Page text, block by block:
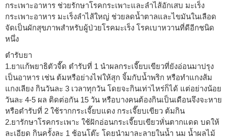
กระเพาะอาหาร ช่วยรักษาโรคกระเพาะและลำไส้อักเสบ มะเร็ง
กระเพาะอาหาร มะเร็งลำไส้ใหญ่ ช่วยลดน้ำตาลและไขมันในเลือด
จัดเป็นผักสุขภาพสำหรับผู้ป่วยโรคมะเร็ง โรคเบาหวานที่ดีอีกชนิด
หนึ่ง
ตำรับยา
1.ยาแก้พยาธิตัวจี๊ด ตำรับที่ 1 นำผลกระเจี๊ยบเขียวที่ยังอ่อนมาปรุง
เป็นอาหาร เช่น ต้มหรือย่างไฟให้สุก จิ้มกับน้ำพริก หรือทำแกงส้ม
แกงเลียง กินวันละ 3 เวลาทุกวัน โดยจะกินเท่าไหร่ก็ได้ แต่อย่างน้อย
วันละ 4-5 ผล ติดต่อกัน 15 วัน หรือบางคนต้องกินเป็นเดือนจึงจะหาย
หรือตำรับที่ 2 ใช้รากกระเจี๊ยบแดง กระเจี๊ยบเขียว ต้มกิน
2.ยารักษาโรคกระเพาะ ใช้ฝักอ่อนกระเจี๊ยบเขียวหั่นตากแดด บดให้
ละเอียด กินครั้งละ 1 ช้อนโต๊ะ โดยนำมาละลายในน้ำ นม น้ำผลไม้